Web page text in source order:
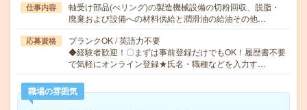
仕事内容
軸受け部品(べリング)の製造機械設備の切粉回収、脱脂・
廃棄および設備への材料供給と潤滑油の給油その他…
応募資格
ブランクOK / 英語力不要
◆経験者歓迎！〇まずは事前登録だけでもOK！履歴書不要
で気軽にオンライン登録★氏名・職種などを入力す…
職場の雰囲気